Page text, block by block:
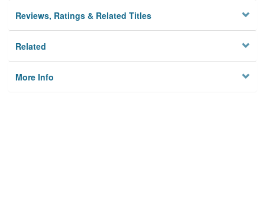
Reviews, Ratings & Related Titles
Related
More Info